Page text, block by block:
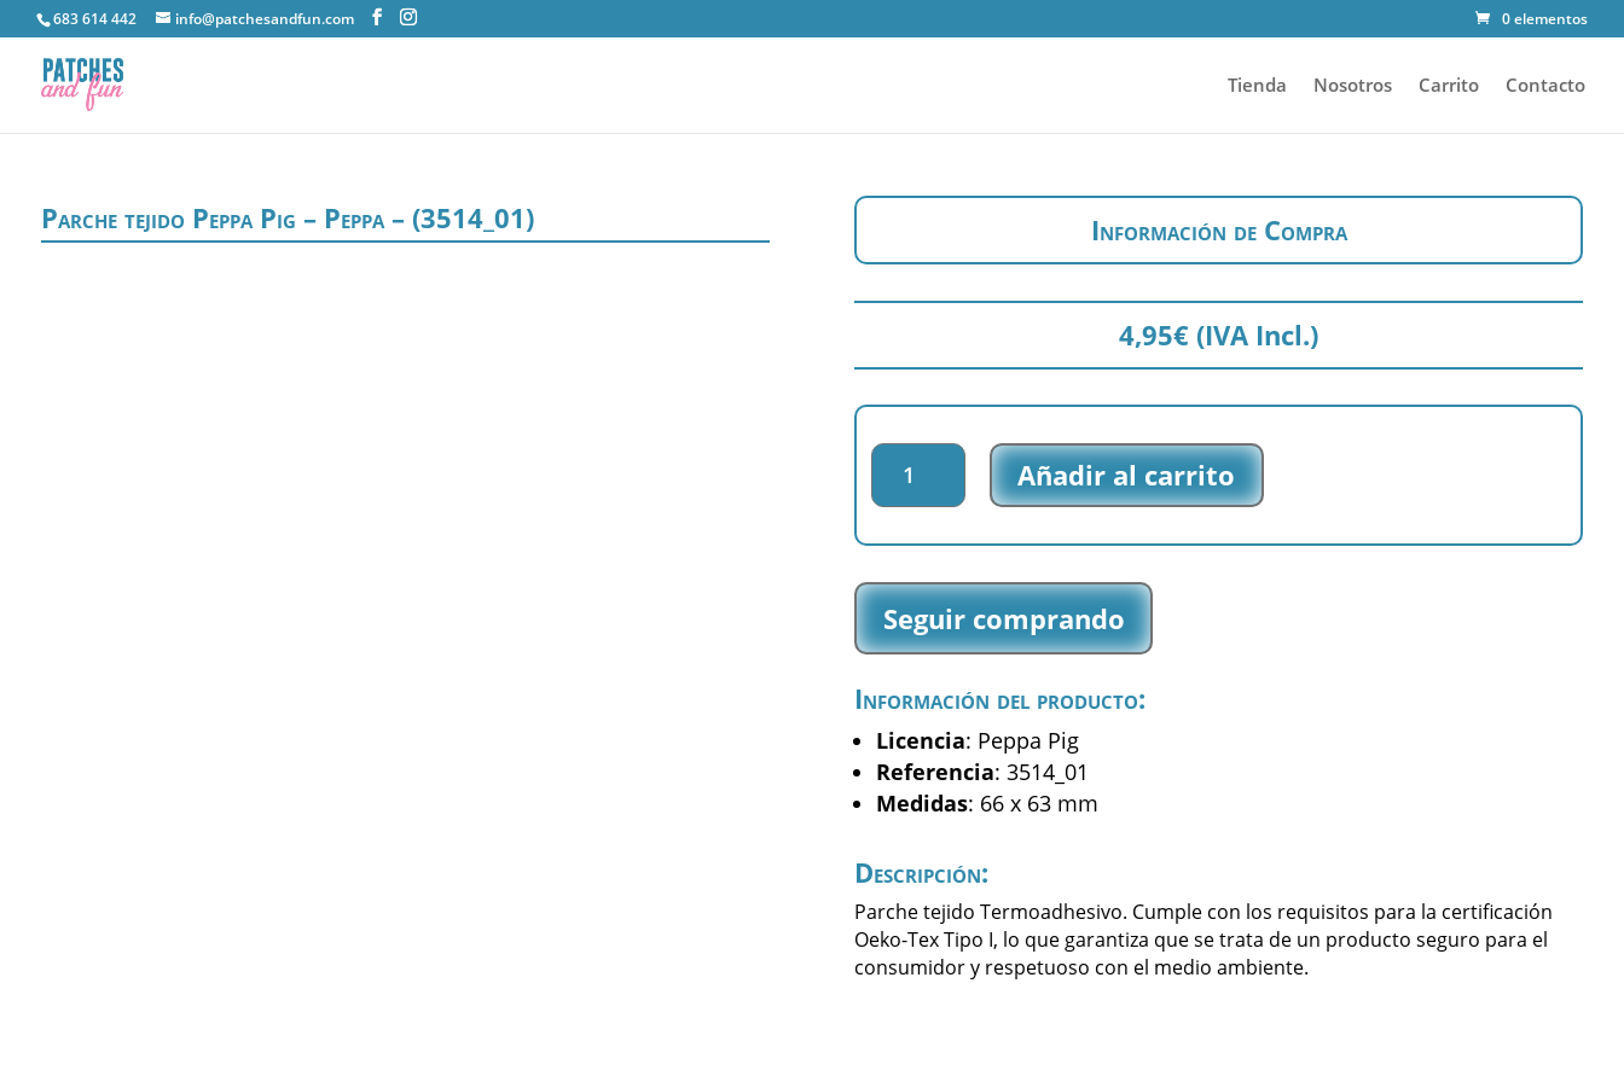
683 614 442 info@patchesandfun.com 0 elementos
Tienda Nosotros Carrito Contacto
Parche tejido Peppa Pig – Peppa – (3514_01) Información de Compra
4,95€ (IVA Incl.)
Parche
tejido
Peppa
Pig
Peppa
(3514_01)
Añadir al carrito
Seguir comprando
Información del producto:
Licencia: Peppa Pig
Referencia: 3514_01
Medidas: 66 x 63 mm
Descripción:
Parche tejido Termoadhesivo. Cumple con los requisitos para la certificación
Oeko-Tex Tipo I, lo que garantiza que se trata de un producto seguro para el
consumidor y respetuoso con el medio ambiente.